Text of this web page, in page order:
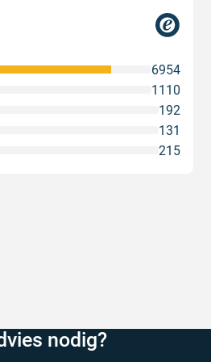
215
131
192
1110
6954
nodig?